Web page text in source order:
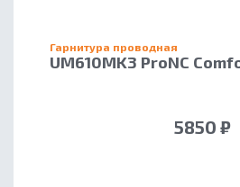
Гарнитура проводная
UM610MK3 ProNC
5850 ₽